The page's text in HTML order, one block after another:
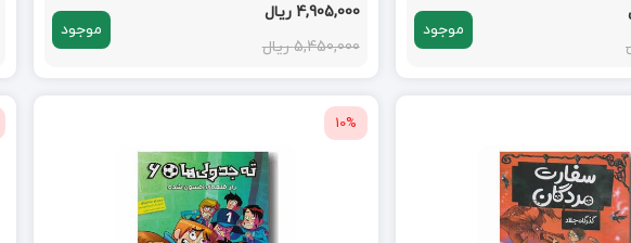
موجود
4,905,000 ریال
5,450,000 ریال
موجود
10%